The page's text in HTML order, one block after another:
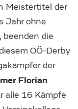
Meistertitel der
Jahr ohne
beenden die
OÖ-Derby
der
Florian
alle 16 Kämpfe